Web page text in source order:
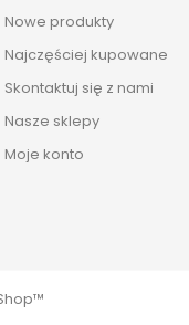
Nowe produkty
Najczęściej kupowane
Skontaktuj się z nami
Nasze sklepy
Moje konto